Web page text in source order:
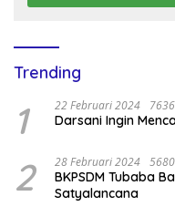
Trending
1 22 Februari 2024
Darsani Ingin
2 28 Februari 2024
BKPSDM Tubaba
Satyalancana